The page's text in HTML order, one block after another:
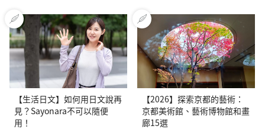
【生活日文】如何用日文說再
見？Sayonara不可以隨便
用！
【2026】探索京都的藝術：
京都美術館、藝術博物館和畫
廊15選